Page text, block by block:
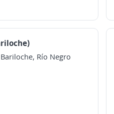
Bariloche, Río Negro